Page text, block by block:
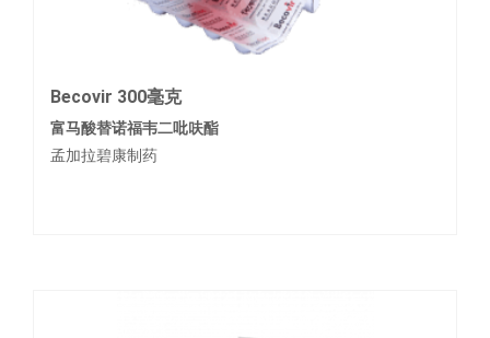
Becovir 300毫克
富马酸替诺福韦二吡呋酯
孟加拉碧康制药